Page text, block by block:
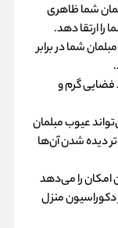
شما ظاهری
ارتقا دهد.
شما در برابر
فضایی گرم و
عیوب مبلمان
دیده شدن آن‌ها
امکان را می‌دهد
دکوراسیون منزل